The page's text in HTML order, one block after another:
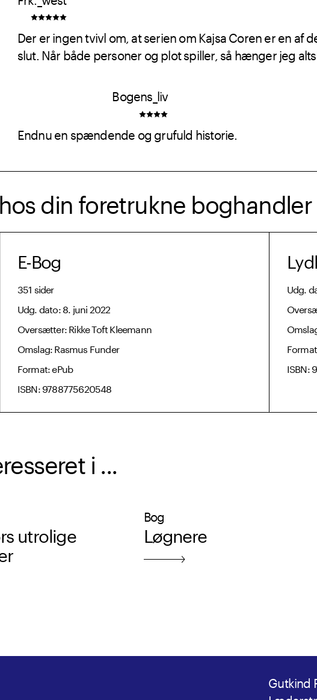
Der er ingen tvivl om, at serien om Kajsa Coren er en af
slut. Når både personer og plot spiller, så hænger jeg
Bogens_liv
Endnu en spændende og grufuld historie.
din foretrukne boghandler
E-Bog
351 sider
Udg. dato: 8. juni 2022
Oversætter: Rikke Toft Kleemann
Omslag: Rasmus Funder
Format: ePub
ISBN: 9788775620548
Udg.
ISBN:
i ...
utrolige
Bog
Løgnere
Gutkind